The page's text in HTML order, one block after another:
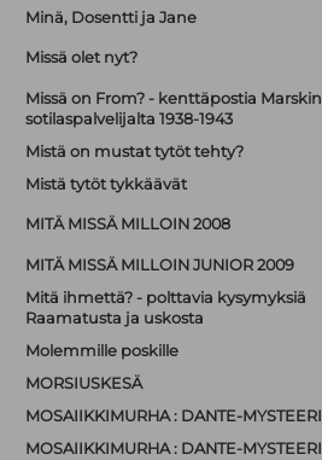
Minä, Dosentti ja Jane
Missä olet nyt?
Missä on From? - kenttäpostia Marskin
sotilaspalvelijalta 1938-1943
Mistä on mustat tytöt tehty?
Mistä tytöt tykkäävät
MITÄ MISSÄ MILLOIN 2008
MITÄ MISSÄ MILLOIN JUNIOR 2009
Mitä ihmettä? - polttavia kysymyksiä
Raamatusta ja uskosta
Molemmille poskille
MORSIUSKESÄ
MOSAIIKKIMURHA : DANTE-MYSTEERI
MOSAIIKKIMURHA : DANTE-MYSTEERI